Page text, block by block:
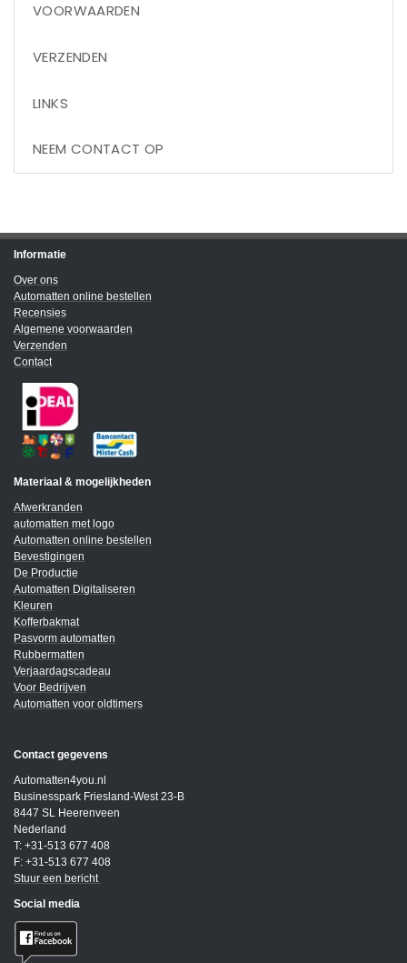
VOORWAARDEN
VERZENDEN
LINKS
NEEM CONTACT OP
Informatie
Over ons
Automatten online bestellen
Recensies
Algemene voorwaarden
Verzenden
Contact
Materiaal & mogelijkheden
Afwerkranden
automatten met logo
Automatten online bestellen
Bevestigingen
De Productie
Automatten Digitaliseren
Kleuren
Kofferbakmat
Pasvorm automatten
Rubbermatten
Verjaardagscadeau
Voor Bedrijven
Automatten voor oldtimers
Contact gegevens
Automatten4you.nl
Businesspark Friesland-West 23-B
8447 SL Heerenveen
Nederland
T: +31-513 677 408
F: +31-513 677 408
Stuur een bericht
Social media